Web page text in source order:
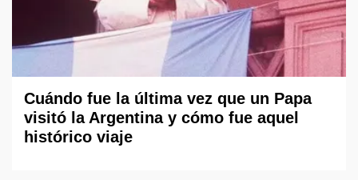
Cuándo fue la última vez que un Papa
visitó la Argentina y cómo fue aquel
histórico viaje